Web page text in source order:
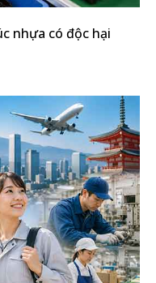
nhựa có độc hại